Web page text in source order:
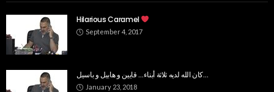
Hilarious Caramel
September 4, 2017
كان الله لديه ثلاثة أبناء… قايين و هابيل و باسيل…
January 23, 2018